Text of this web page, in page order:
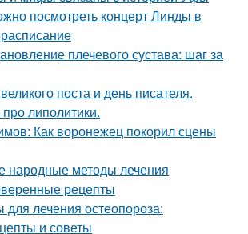
посмотреть концерт Линды в
плечевого сустава: шаг за
поста и день писателя.
липолитики.
Как воронежец покорил сцены
методы лечения
рецепты
лечения остеопороза:
и советы